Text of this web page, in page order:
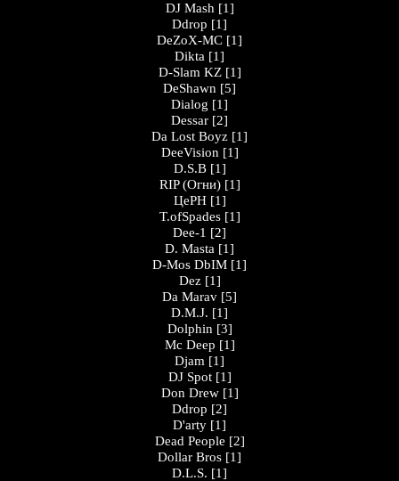
DJ Mash [1]
Ddrop [1]
DeZoX-MC [1]
Dikta [1]
D-Slam KZ [1]
DeShawn [5]
Dialog [1]
Dessar [2]
Da Lost Boyz [1]
DeeVision [1]
D.S.B [1]
RIP (Огни) [1]
ЦеРН [1]
T.ofSpades [1]
Dee-1 [2]
D. Masta [1]
D-Mos DbIM [1]
Dez [1]
Da Marav [5]
D.M.J. [1]
Dolphin [3]
Mc Deep [1]
Djam [1]
DJ Spot [1]
Don Drew [1]
Ddrop [2]
D'arty [1]
Dead People [2]
Dollar Bros [1]
D.L.S. [1]